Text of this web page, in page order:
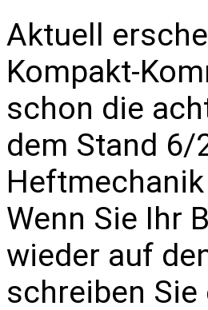
Aktuell
Kompakt-
schon die
dem Stand 6/
Wenn Sie Ihr
wieder auf
schreiben